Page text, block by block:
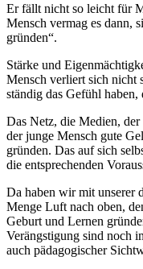
Er fällt nicht so leicht für
Mensch vermag es dann,
gründen“.
Stärke und
Mensch verliert sich nicht
ständig das Gefühl
Das Netz, die Medien,
der junge Mensch gute
gründen. Das auf sich
die entsprechenden
Da haben wir mit unserer
Menge Luft nach oben,
Geburt und Lernen
Verängstigung sind noch
auch pädagogischer